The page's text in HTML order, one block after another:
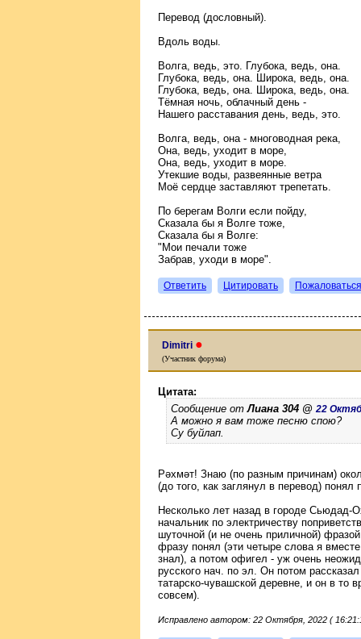
Перевод (дословный).
Вдоль воды.
Волга, ведь, это. Глубока, ведь, она.
Глубока, ведь, она. Широка, ведь, она.
Глубока, ведь, она. Широка, ведь, она.
Тёмная ночь, облачный день -
Нашего расставания день, ведь, это.
Волга, ведь, она - многоводная река,
Она, ведь, уходит в море,
Она, ведь, уходит в море.
Утекшие воды, развеянные ветра
Моё сердце заставляют трепетать.
По берегам Волги если пойду,
Сказала бы я Волге тоже,
Сказала бы я Волге:
"Мои печали тоже
Забрав, уходи в море".
Ответить Цитировать Пожаловаться
Dimitri ●
(Участник форума)
Цитата:
Сообщение отЛиана 304 @22
А можно я вам тоже песню спою?
Су буйлап.
Рәхмәт! Знаю (по разным причинам)
(до того, как заглянул в перевод) понял
Несколько лет назад в городе Сьюдад-
начальник по электричеству
шуточной (и не очень приличной)
фразу понял (эти четыре слова я
знал), а потом офигел - уж очень
русского нач. по эл. Он потом
татарско-чувашской деревне, и он в то
совсем).
Исправлено автором: 22 Октября, 2022 (